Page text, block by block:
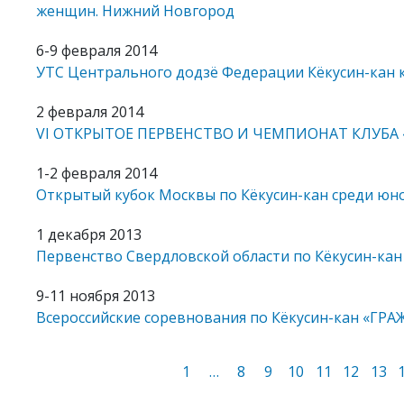
женщин. Нижний Новгород
6-9 февраля 2014
УТС Центрального додзё Федерации Кёкусин-кан
2 февраля 2014
VI ОТКРЫТОЕ ПЕРВЕНСТВО И ЧЕМПИОНАТ КЛУБА
1-2 февраля 2014
Открытый кубок Москвы по Кёкусин-кан среди
1 декабря 2013
Первенство Свердловской области по Кёкусин-
9-11 ноября 2013
Всероссийские соревнования по Кёкусин-кан
1 … 8 9 10 11 12 13